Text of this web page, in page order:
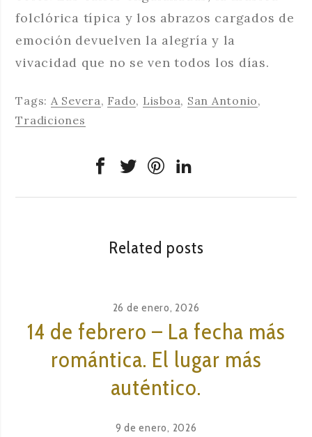
folclórica típica y los abrazos cargados de
emoción devuelven la alegría y la
vivacidad que no se ven todos los días.
Tags: A Severa, Fado, Lisboa, San Antonio,
Tradiciones
Related posts
26 de enero, 2026
14 de febrero – La fecha más
romántica. El lugar más
auténtico.
9 de enero, 2026